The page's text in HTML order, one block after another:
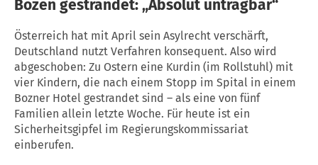
Bozen gestrandet: „Absolut untragbar“
Österreich hat mit April sein Asylrecht verschärft,
Deutschland nutzt Verfahren konsequent. Also wird
abgeschoben: Zu Ostern eine Kurdin (im Rollstuhl) mit
vier Kindern, die nach einem Stopp im Spital in einem
Bozner Hotel gestrandet sind – als eine von fünf
Familien allein letzte Woche. Für heute ist ein
Sicherheitsgipfel im Regierungskommissariat
einberufen.